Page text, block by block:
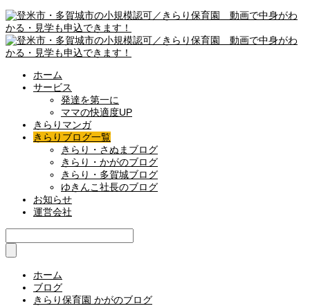
ホーム
サービス
発達を第一に
ママの快適度UP
きらりマンガ
きらりブログ一覧
きらり・さぬまブログ
きらり・かがのブログ
きらり・多賀城ブログ
ゆきんこ社長のブログ
お知らせ
運営会社
ホーム
ブログ
きらり保育園 かがのブログ